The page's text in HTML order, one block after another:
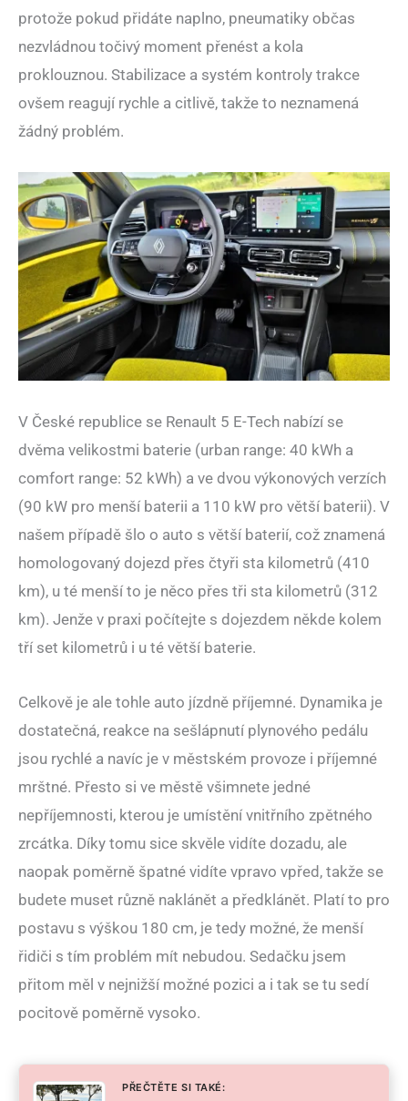
protože pokud přidáte naplno, pneumatiky občas
nezvládnou točivý moment přenést a kola
proklouznou. Stabilizace a systém kontroly trakce
ovšem reagují rychle a citlivě, takže to neznamená
žádný problém.
V České republice se Renault 5 E-Tech nabízí se
dvěma velikostmi baterie (urban range: 40 kWh a
comfort range: 52 kWh) a ve dvou výkonových verzích
(90 kW pro menší baterii a 110 kW pro větší baterii). V
našem případě šlo o auto s větší baterií, což znamená
homologovaný dojezd přes čtyři sta kilometrů (410
km), u té menší to je něco přes tři sta kilometrů (312
km). Jenže v praxi počítejte s dojezdem někde kolem
tří set kilometrů i u té větší baterie.
Celkově je ale tohle auto jízdně příjemné. Dynamika je
dostatečná, reakce na sešlápnutí plynového pedálu
jsou rychlé a navíc je v městském provoze i příjemné
mrštné. Přesto si ve městě všimnete jedné
nepříjemnosti, kterou je umístění vnitřního zpětného
zrcátka. Díky tomu sice skvěle vidíte dozadu, ale
naopak poměrně špatné vidíte vpravo vpřed, takže se
budete muset různě naklánět a předklánět. Platí to pro
postavu s výškou 180 cm, je tedy možné, že menší
řidiči s tím problém mít nebudou. Sedačku jsem
přitom měl v nejnižší možné pozici a i tak se tu sedí
pocitově poměrně vysoko.
PŘEČTĚTE SI TAKÉ: